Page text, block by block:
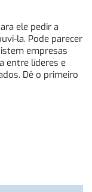
ele pedir a
la. Pode parecer
empresas
entre líderes e
Dê o primeiro